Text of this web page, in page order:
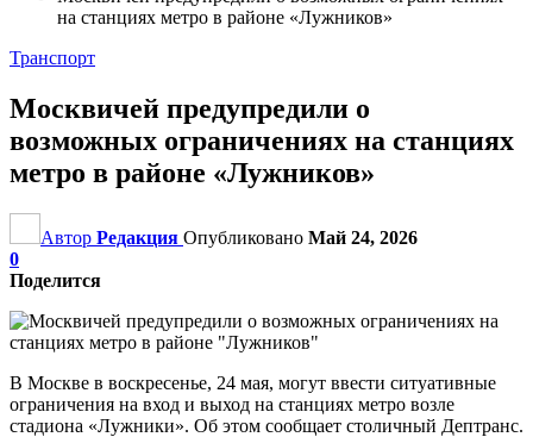
на станциях метро в районе «Лужников»
Транспорт
Москвичей предупредили о
возможных ограничениях на станциях
метро в районе «Лужников»
Автор Редакция Опубликовано Май 24, 2026
0
Поделится
В Москве в воскресенье, 24 мая, могут ввести ситуативные
ограничения на вход и выход на станциях метро возле
стадиона «Лужники». Об этом сообщает столичный Дептранс.